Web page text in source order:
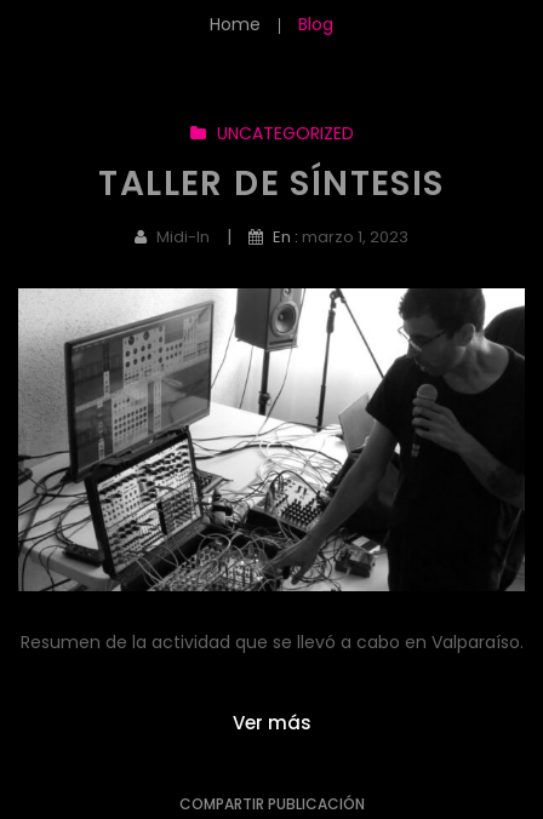
CONTROLADORES MIDI
CONTACTO
Home Blog
UNCATEGORIZED
TALLER DE SÍNTESIS
Midi-In | En : marzo 1, 2023
Resumen de la actividad que se llevó a cabo en Valparaíso.
Ver más
COMPARTIR PUBLICACIÓN